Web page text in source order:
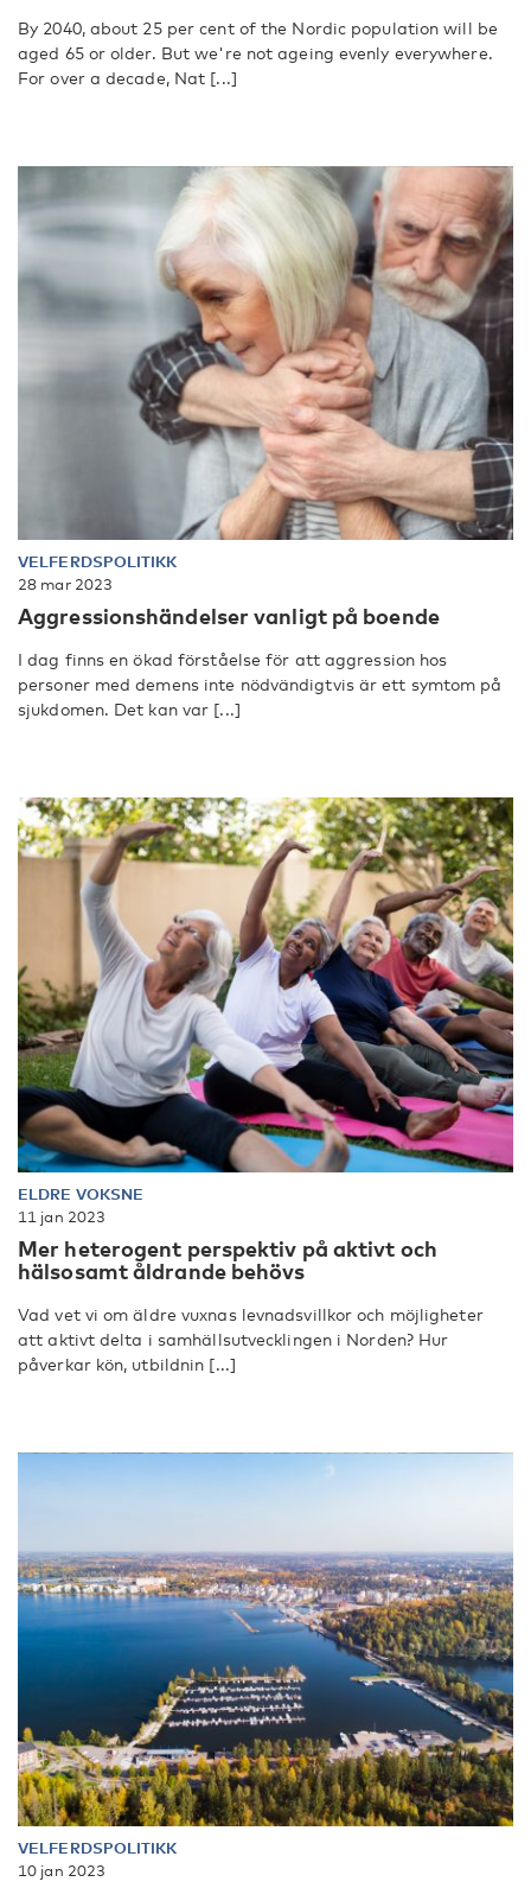
By 2040, about 25 per cent of the Nordic population will be
aged 65 or older. But we're not ageing evenly everywhere.
For over a decade, Nat [...]
VELFERDSPOLITIKK
28 mar 2023
Aggressionshändelser vanligt på boende
I dag finns en ökad förståelse för att aggression hos
personer med demens inte nödvändigtvis är ett symtom på
sjukdomen. Det kan var [...]
ELDRE VOKSNE
11 jan 2023
Mer heterogent perspektiv på aktivt och
hälsosamt åldrande behövs
Vad vet vi om äldre vuxnas levnadsvillkor och möjligheter
att aktivt delta i samhällsutvecklingen i Norden? Hur
påverkar kön, utbildnin [...]
VELFERDSPOLITIKK
10 jan 2023